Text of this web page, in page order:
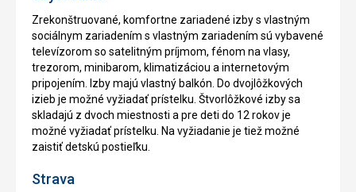
Zrekonštruované, komfortne zariadené izby s vlastným
sociálnym zariadením s vlastným zariadením sú vybavené
televízorom so satelitným príjmom, fénom na vlasy,
trezorom, minibarom, klimatizáciou a internetovým
pripojením. Izby majú vlastný balkón. Do dvojlôžkových
izieb je možné vyžiadať prístelku. Štvorlôžkové izby sa
skladajú z dvoch miestnosti a pre deti do 12 rokov je
možné vyžiadať prístelku. Na vyžiadanie je tiež možné
zaistiť detskú postieľku.
Strava